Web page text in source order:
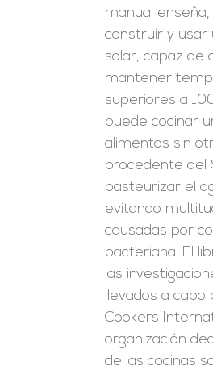
manual
construir y usar
solar, capaz de
mantener
superiores a
puede cocinar
alimentos sin
procedente del
pasteurizar el
evitando
causadas por
bacteriana. El
las
llevados a cabo
Cookers
organización
de las cocinas